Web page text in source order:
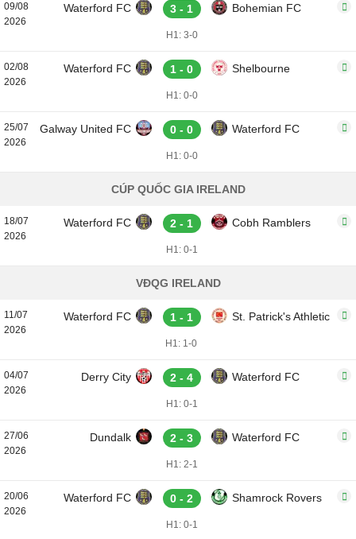
09/08
2026
Waterford FC 3 - 1 Bohemian FC
H1: 3-0
02/08
2026
Waterford FC 1 - 0 Shelbourne
H1: 0-0
25/07
2026
Galway United FC 0 - 0 Waterford FC
H1: 0-0
CÚP QUỐC GIA IRELAND
18/07
2026
Waterford FC 2 - 1 Cobh Ramblers
H1: 0-1
VĐQG IRELAND
11/07
2026
Waterford FC 1 - 1 St. Patrick's Athletic
H1: 1-0
04/07
2026
Derry City 2 - 4 Waterford FC
H1: 0-1
27/06
2026
Dundalk 2 - 3 Waterford FC
H1: 2-1
20/06
2026
Waterford FC 0 - 2 Shamrock Rovers
H1: 0-1